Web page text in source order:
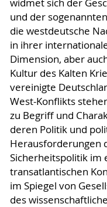
widmet sich der
und der
die westdeutsche
in ihrer
Dimension, aber
Kultur des Kalten
vereinigte
West-Konflikts
zu Begriff und
deren Politik und
Herausforderungen
Sicherheitspolitik im
transatlantischen
im Spiegel von
des